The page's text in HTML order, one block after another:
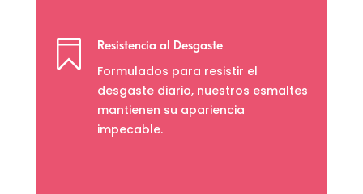
 Resistencia al Desgaste
Formulados para resistir el
desgaste diario, nuestros esmaltes
mantienen su apariencia
impecable.